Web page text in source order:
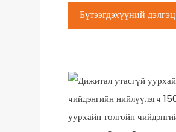
Бүтээгдэхүүний дэлгэц